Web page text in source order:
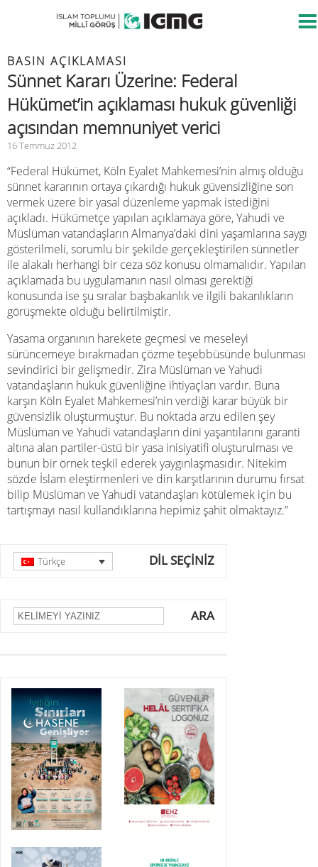
BASIN AÇIKLAMASI
Sünnet Kararı Üzerine: Federal
Hükümet’in açıklaması hukuk güvenliği
açısından memnuniyet verici
16 Temmuz 2012
“Federal Hükümet, Köln Eyalet Mahkemesi’nin almış olduğu
sünnet kararının ortaya çıkardığı hukuk güvensizliğine son
vermek üzere bir yasal düzenleme yapmak istediğini
açıkladı. Hükümetçe yapılan açıklamaya göre, Yahudi ve
Müslüman vatandaşların Almanya’daki dini yaşamlarına saygı
gösterilmeli, sorumlu bir şekilde gerçekleştirilen sünnetler
ile alakalı herhangi bir ceza söz konusu olmamalıdır. Yapılan
açıklamada bu uygulamanın nasıl olması gerektiği
konusunda ise şu sıralar başbakanlık ve ilgili bakanlıkların
görüşmekte olduğu belirtilmiştir.
Yasama organının harekete geçmesi ve meseleyi
sürüncemeye bırakmadan çözme teşebbüsünde bulunması
sevindirici bir gelişmedir. Zira Müslüman ve Yahudi
vatandaşların hukuk güvenliğine ihtiyaçları vardır. Buna
karşın Köln Eyalet Mahkemesi’nin verdiği karar büyük bir
güvensizlik oluşturmuştur. Bu noktada arzu edilen şey
Müslüman ve Yahudi vatandaşların dini yaşantılarını garanti
altına alan partiler-üstü bir yasa inisiyatifi oluşturulması ve
bunun bir örnek teşkil ederek yaygınlaşmasıdır. Nitekim
sözde İslam eleştirmenleri ve din karşıtlarının durumu fırsat
bilip Müslüman ve Yahudi vatandaşları kötülemek için bu
tartışmayı nasıl kullandıklarına hepimiz şahit olmaktayız.”
DİL SEÇİNİZ
Türkçe
ARA